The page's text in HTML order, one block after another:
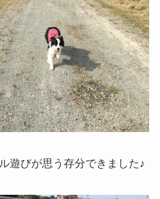
遊びが思う存分できました♪